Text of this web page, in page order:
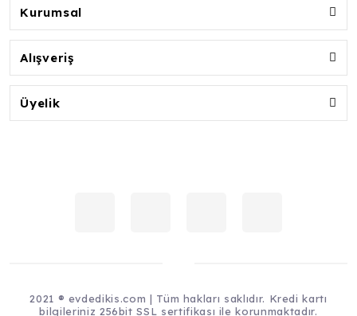
Kurumsal
Alışveriş
Üyelik
2021 ® evdedikis.com | Tüm hakları saklıdır. Kredi kartı
bilgileriniz 256bit SSL sertifikası ile korunmaktadır.